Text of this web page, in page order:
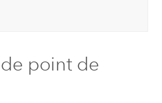
de point de